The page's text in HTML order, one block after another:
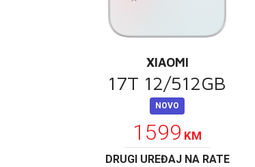
XIAOMI
17T 12/512GB
NOVO
1599 KM
DRUGI UREĐAJ NA RATE